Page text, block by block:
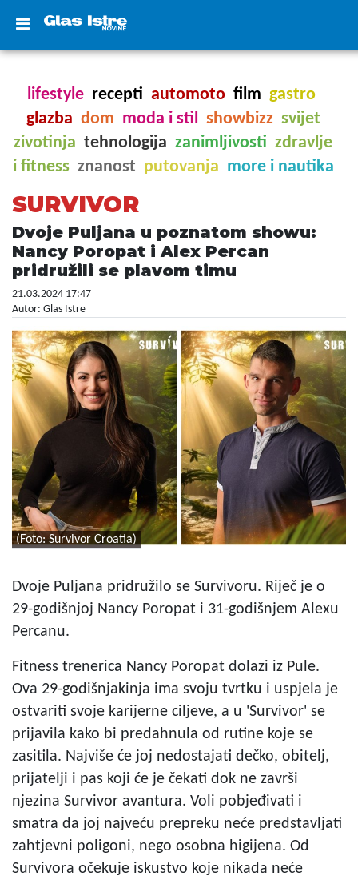
lifestyle recepti automoto film gastro
glazba dom moda i stil showbizz svijet
zivotinja tehnologija zanimljivosti zdravlje
i fitness znanost putovanja more i nautika
SURVIVOR
Dvoje Puljana u poznatom showu:
Nancy Poropat i Alex Percan
pridružili se plavom timu
21.03.2024 17:47
Autor: Glas Istre
(Foto: Survivor Croatia)
Dvoje Puljana pridružilo se Survivoru. Riječ je o
29-godišnjoj Nancy Poropat i 31-godišnjem Alexu
Percanu.
Fitness trenerica Nancy Poropat dolazi iz Pule.
Ova 29-godišnjakinja ima svoju tvrtku i uspjela je
ostvariti svoje karijerne ciljeve, a u 'Survivor' se
prijavila kako bi predahnula od rutine koje se
zasitila. Najviše će joj nedostajati dečko, obitelj,
prijatelji i pas koji će je čekati dok ne završi
njezina Survivor avantura. Voli pobjeđivati i
smatra da joj najveću prepreku neće predstavljati
zahtjevni poligoni, nego osobna higijena. Od
Survivora očekuje iskustvo koje nikada neće